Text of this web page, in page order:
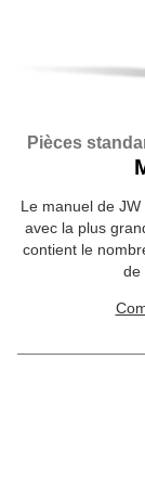
Pièces
Le manuel de
avec la plus
contient le
de